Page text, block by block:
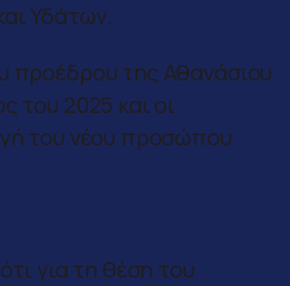
Υδάτων.
προέδρου της Αθανάσιου
του 2025 και οι
του νέου προσώπου
για τη θέση του